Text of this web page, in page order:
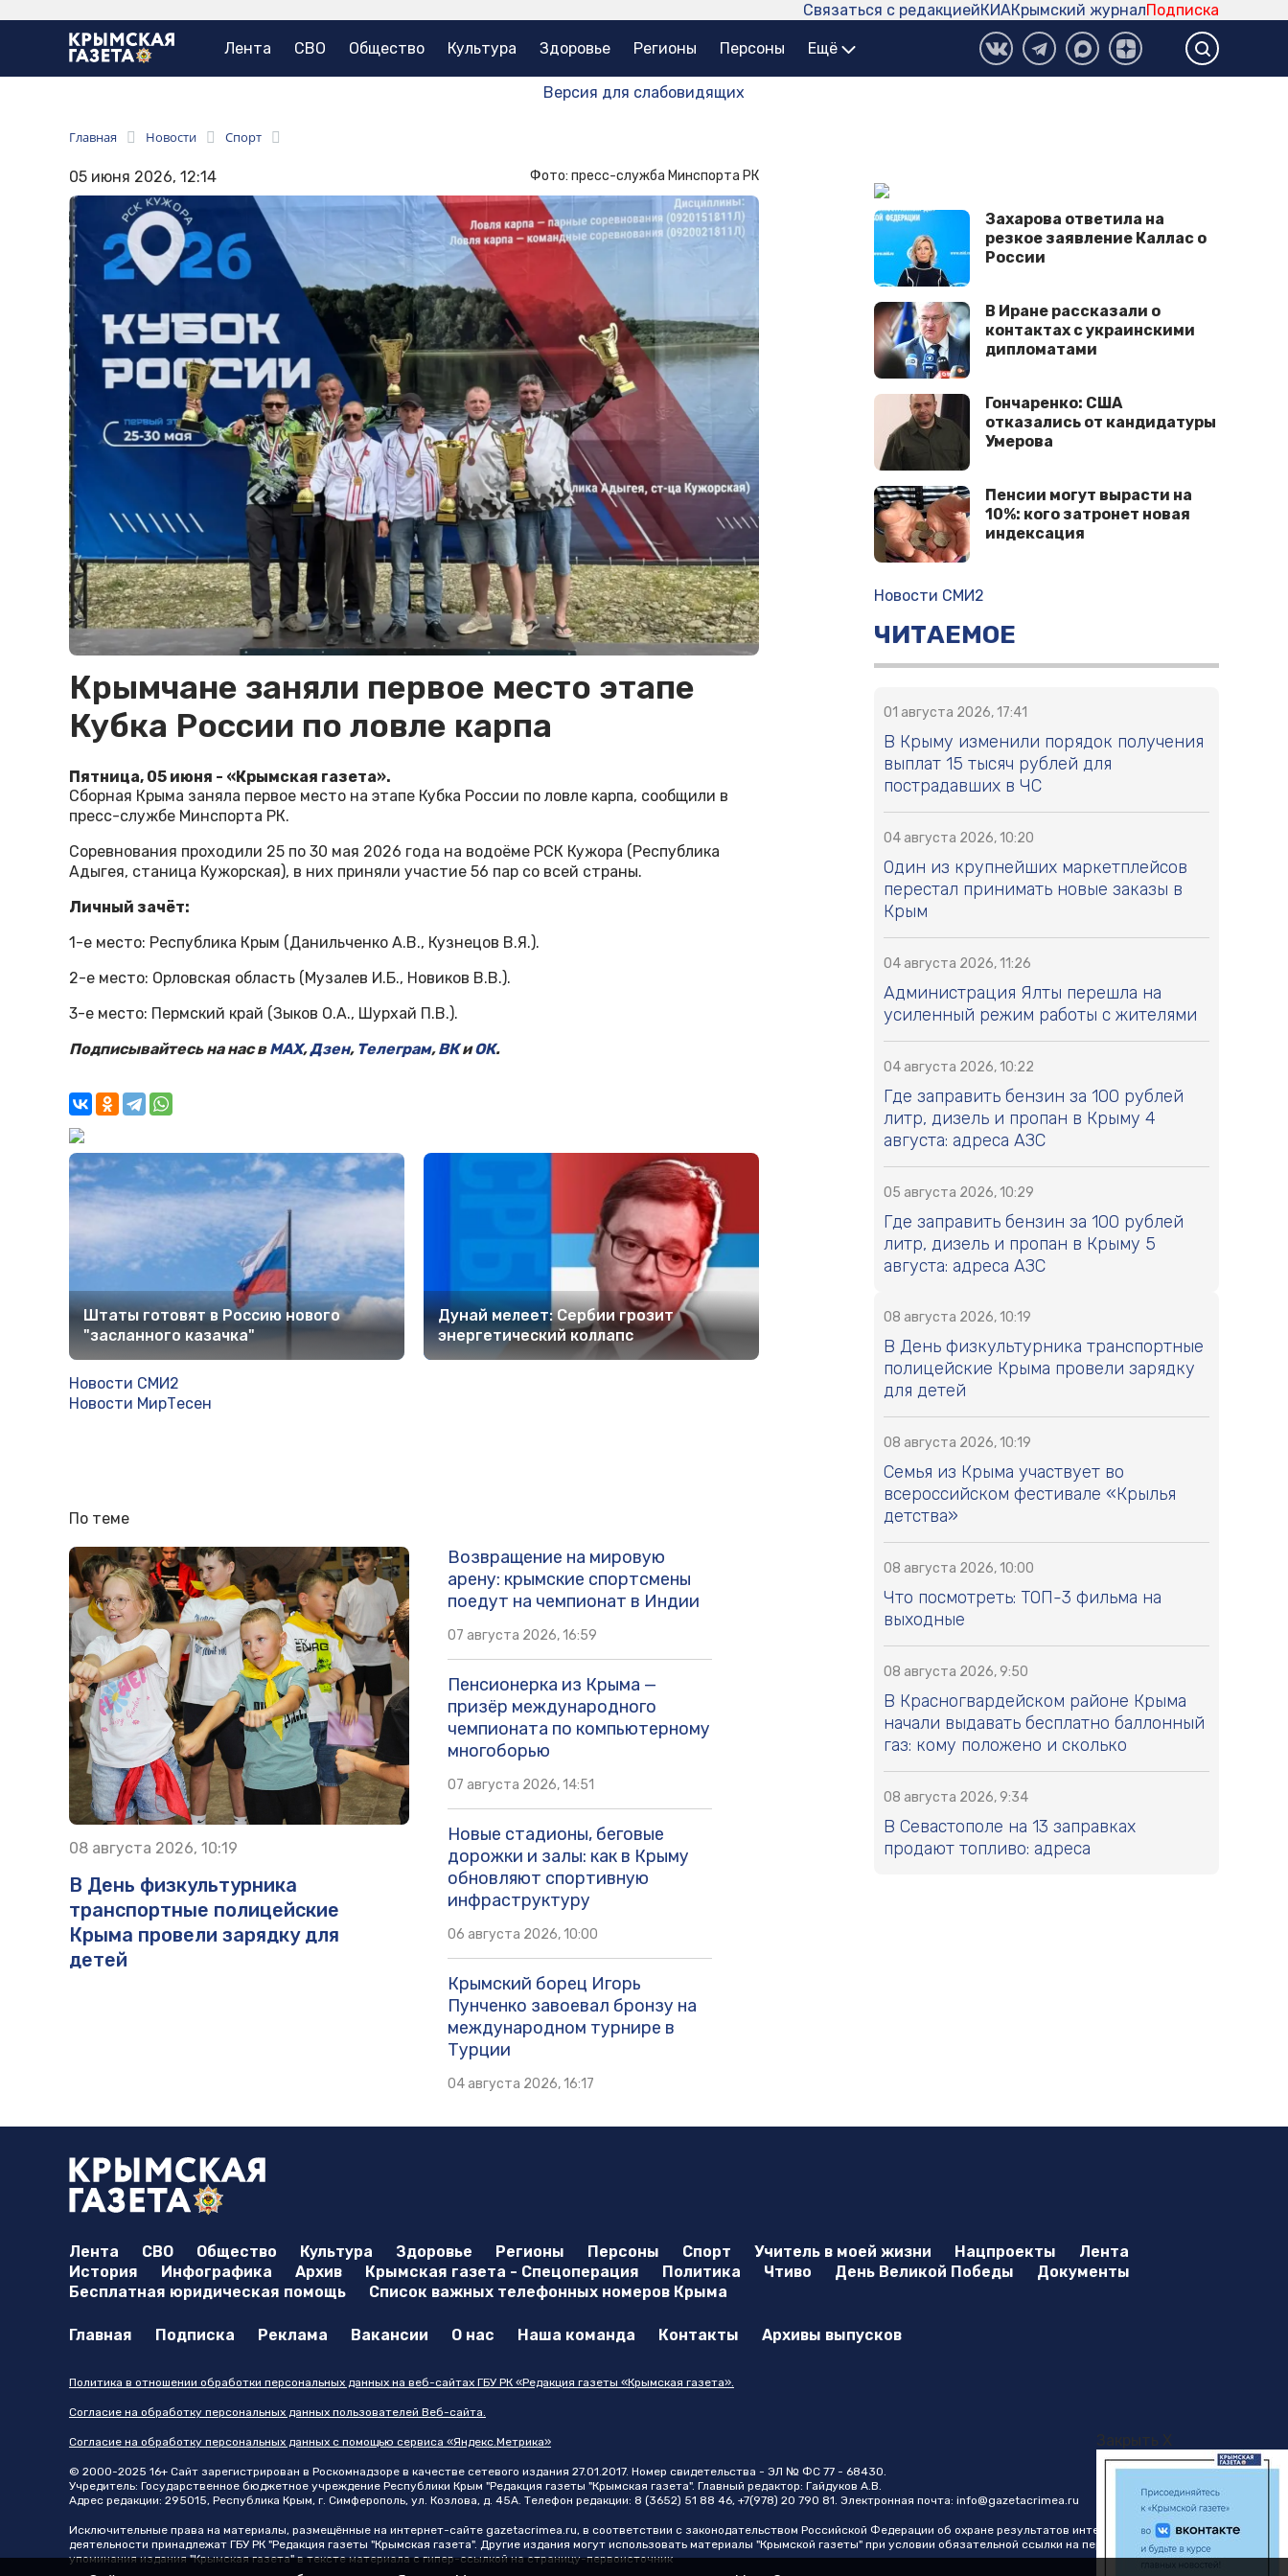
Подписка
Крымский журнал
КИА
Связаться с редакцией
Лента СВО Общество Культура Здоровье Регионы Персоны Ещё
Версия для слабовидящих
Главная Новости Спорт
05 июня 2026, 12:14 Фото: пресс-служба Минспорта РК
Крымчане заняли первое место этапе
Кубка России по ловле карпа
Пятница, 05 июня - «Крымская газета».
Сборная Крыма заняла первое место на этапе Кубка России по ловле карпа, сообщили в
пресс-службе Минспорта РК.
Соревнования проходили 25 по 30 мая 2026 года на водоёме РСК Кужора (Республика
Адыгея, станица Кужорская), в них приняли участие 56 пар со всей страны.
Личный зачёт:
1-е место: Республика Крым (Данильченко А.В., Кузнецов В.Я.).
2-е место: Орловская область (Музалев И.Б., Новиков В.В.).
3-е место: Пермский край (Зыков О.А., Шурхай П.В.).
Подписывайтесь на нас вMAX,Дзен, Телеграм,ВКиОК.
Штаты готовят в Россию нового
"засланного казачка"
Дунай мелеет: Сербии грозит
энергетический коллапс
Новости СМИ2
Новости МирТесен
По теме
08 августа 2026, 10:19
В День физкультурника
транспортные полицейские
Крыма провели зарядку для
детей
Возвращение на мировую
арену: крымские спортсмены
поедут на чемпионат в Индии
07 августа 2026, 16:59
Пенсионерка из Крыма —
призёр международного
чемпионата по компьютерному
многоборью
07 августа 2026, 14:51
Новые стадионы, беговые
дорожки и залы: как в Крыму
обновляют спортивную
инфраструктуру
06 августа 2026, 10:00
Крымский борец Игорь
Пунченко завоевал бронзу на
международном турнире в
Турции
04 августа 2026, 16:17
Захарова ответила на
резкое заявление Каллас о
России
В Иране рассказали о
контактах с украинскими
дипломатами
Гончаренко: США
отказались от кандидатуры
Умерова
Пенсии могут вырасти на
10%: кого затронет новая
индексация
Новости СМИ2
ЧИТАЕМОЕ
01 августа 2026, 17:41
В Крыму изменили порядок получения
выплат 15 тысяч рублей для
пострадавших в ЧС
04 августа 2026, 10:20
Один из крупнейших маркетплейсов
перестал принимать новые заказы в
Крым
04 августа 2026, 11:26
Администрация Ялты перешла на
усиленный режим работы с жителями
04 августа 2026, 10:22
Где заправить бензин за 100 рублей
литр, дизель и пропан в Крыму 4
августа: адреса АЗС
05 августа 2026, 10:29
Где заправить бензин за 100 рублей
литр, дизель и пропан в Крыму 5
августа: адреса АЗС
08 августа 2026, 10:19
В День физкультурника транспортные
полицейские Крыма провели зарядку
для детей
08 августа 2026, 10:19
Семья из Крыма участвует во
всероссийском фестивале «Крылья
детства»
08 августа 2026, 10:00
Что посмотреть: ТОП-3 фильма на
выходные
08 августа 2026, 9:50
В Красногвардейском районе Крыма
начали выдавать бесплатно баллонный
газ: кому положено и сколько
08 августа 2026, 9:34
В Севастополе на 13 заправках
продают топливо: адреса
Закрыть X
Лента СВО Общество Культура Здоровье Регионы Персоны Спорт Учитель в моей жизни Нацпроекты
Лента
История
Инфографика Архив Крымская газета - Спецоперация Политика Чтиво День Великой Победы
Документы
Бесплатная юридическая помощь
Список важных телефонных номеров Крыма
Главная Подписка Реклама Вакансии О нас Наша команда Контакты Архивы выпусков
Политика в отношении обработки персональных данных на веб-сайтах ГБУ РК «Редакция газеты «Крымская газета».
Согласие на обработку персональных данных пользователей Веб-сайта.
Согласие на обработку персональных данных с помощью сервиса «Яндекс.Метрика»
© 2000-2025 16+ Сайт зарегистрирован в Роскомнадзоре в качестве сетевого издания 27.01.2017. Номер свидетельства - ЭЛ № ФС 77 - 68430.
Учредитель: Государственное бюджетное учреждение Республики Крым "Редакция газеты "Крымская газета". Главный редактор: Гайдуков А.В.
Адрес редакции: 295015, Республика Крым, г. Симферополь, ул. Козлова, д. 45А. Телефон редакции: 8 (3652) 51 88 46, +7(978) 20 790 81. Электронная почта: info@gazetacrimea.ru
Исключительные права на материалы, размещённые на интернет-сайте gazetacrimea.ru, в соответствии с законодательством Российской Федерации об охране результатов интеллектуальной
деятельности принадлежат ГБУ РК "Редакция газеты "Крымская газета". Другие издания могут использовать материалы "Крымской газеты" при условии обязательной ссылки на первоисточник в виде
упоминания издания "Крымская газета" в тексте материала с гипер-ссылкой на страницу-первоисточник